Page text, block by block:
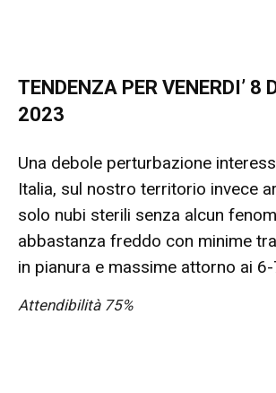
TENDENZA PER VENERDI’ 8
2023
Una debole perturbazione
Italia, sul nostro territorio invece
solo nubi sterili senza alcun
abbastanza freddo con minime
in pianura e massime attorno ai
Attendibilità 75%